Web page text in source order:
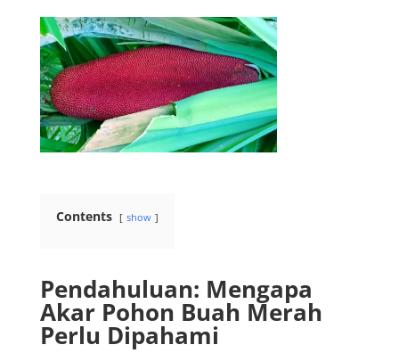
Contents show
Pendahuluan: Mengapa
Akar Pohon Buah Merah
Perlu Dipahami